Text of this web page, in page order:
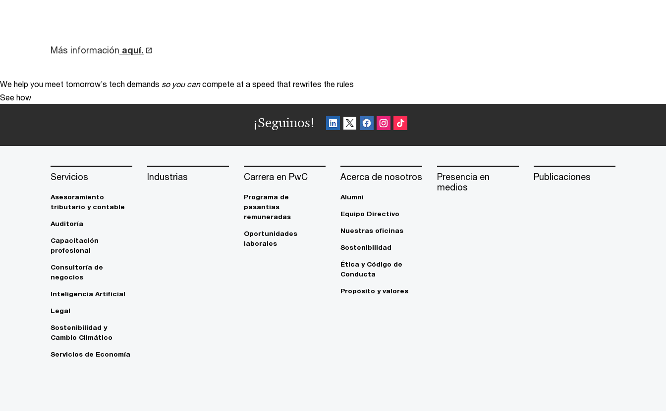
Más información aquí.
We help you meet tomorrow’s tech demands so you can compete at a speed that rewrites the rules
See how
¡Seguinos!
Servicios
Asesoramiento
tributario y contable
Auditoría
Capacitación
profesional
Consultoría de
negocios
Inteligencia Artificial
Legal
Sostenibilidad y
Cambio Climático
Servicios de Economía
Industrias Carrera en PwC
Programa de
pasantías
remuneradas
Oportunidades
laborales
Acerca de nosotros
Alumni
Equipo Directivo
Nuestras oficinas
Sostenibilidad
Ética y Código de
Conducta
Propósito y valores
Presencia en
medios
Publicaciones